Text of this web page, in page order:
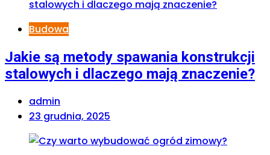
Budowa
Jakie są metody spawania konstrukcji
stalowych i dlaczego mają znaczenie?
admin
23 grudnia, 2025